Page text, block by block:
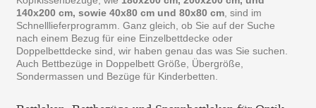
140x200 cm, sowie 40x80 cm und 80x80 cm , sind im
Schnelllieferprogramm. Ganz gleich, ob Sie auf der Suche
nach einem Bezug für eine Einzelbettdecke oder
Doppelbettdecke sind, wir haben genau das was Sie suchen.
Auch Bettbezüge in Doppelbett Größe, Übergröße,
Sondermassen und Bezüge für Kinderbetten.